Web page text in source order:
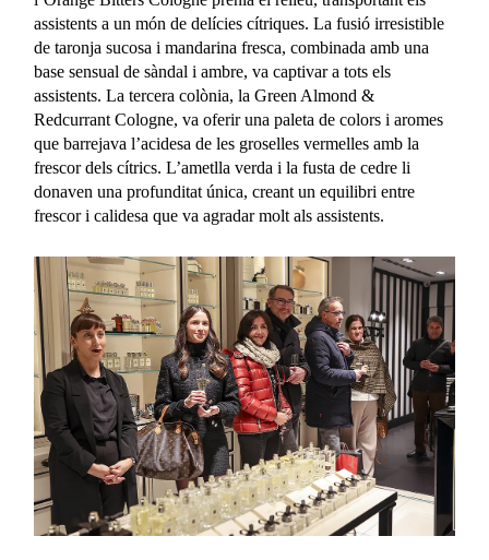
assistents a un món de delícies cítriques. La fusió irresistible
de taronja sucosa i mandarina fresca, combinada amb una
base sensual de sàndal i ambre, va captivar a tots els
assistents. La tercera colònia, la Green Almond &
Redcurrant Cologne, va oferir una paleta de colors i aromes
que barrejava l’acidesa de les groselles vermelles amb la
frescor dels cítrics. L’ametlla verda i la fusta de cedre li
donaven una profunditat única, creant un equilibri entre
frescor i calidesa que va agradar molt als assistents.